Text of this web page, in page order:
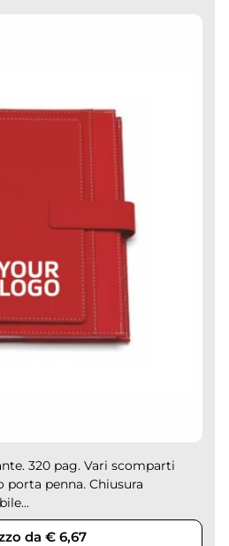
320 pag. Vari scomparti
penna. Chiusura
da € 6,67